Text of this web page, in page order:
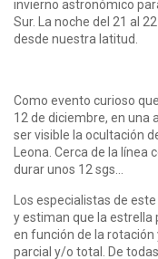
invierno astronómico
Sur. La noche del 21 al
desde nuestra latitud.
Como evento curioso
12 de diciembre, en
ser visible la ocultación
Leona. Cerca de la línea
durar unos 12 sgs…
Los especialistas de
y estiman que la estrella
en función de la rotación
parcial y/o total. De